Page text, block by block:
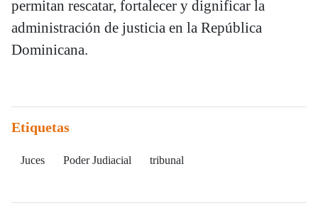
permitan rescatar, fortalecer y dignificar la
administración de justicia en la República
Dominicana.
Etiquetas
Juces Poder Judiacial tribunal